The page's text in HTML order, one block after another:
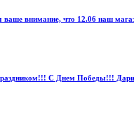
внимание, что 12.06 наш
С Днем Победы!!!